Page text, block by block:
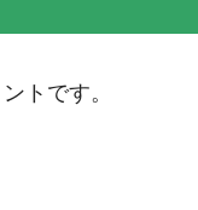
トです。